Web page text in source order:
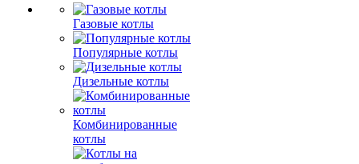
Газовые котлы
Популярные котлы
Дизельные котлы
Комбинированные
котлы